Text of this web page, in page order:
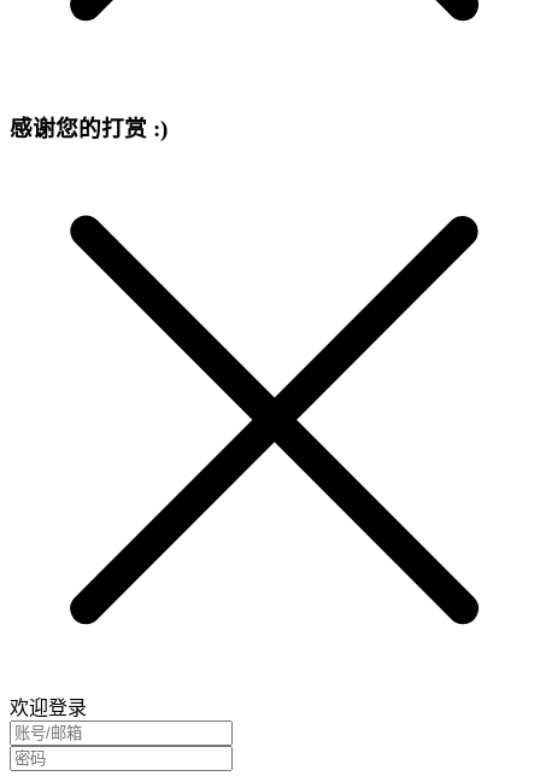
感谢您的打赏 :)
欢迎登录